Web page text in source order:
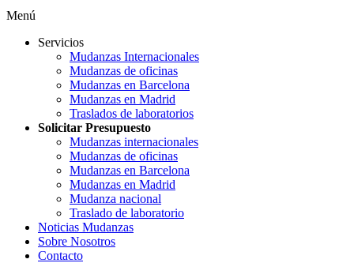
Menú
Servicios
Mudanzas Internacionales
Mudanzas de oficinas
Mudanzas en Barcelona
Mudanzas en Madrid
Traslados de laboratorios
Solicitar Presupuesto
Mudanzas internacionales
Mudanzas de oficinas
Mudanzas en Barcelona
Mudanzas en Madrid
Mudanza nacional
Traslado de laboratorio
Noticias Mudanzas
Sobre Nosotros
Contacto